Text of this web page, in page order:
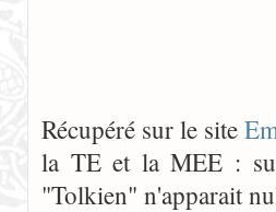
Récupéré sur le site
la TE et la MEE :
"Tolkien" n'apparait